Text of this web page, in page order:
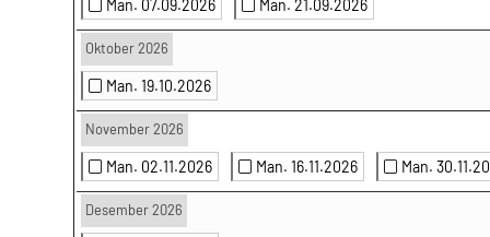
Man. 07.09.2026 Man. 21.09.2026
Oktober 2026
Man. 19.10.2026
November 2026
Man. 02.11.2026 Man. 16.11.2026 Man.
Desember 2026